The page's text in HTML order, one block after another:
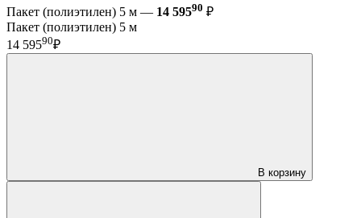
Пакет (полиэтилен) 5 м — 14 59590 ₽
Пакет (полиэтилен) 5 м
14 59590₽
В корзину